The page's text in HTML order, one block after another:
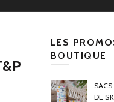
LES
BOUTIQUE
DE